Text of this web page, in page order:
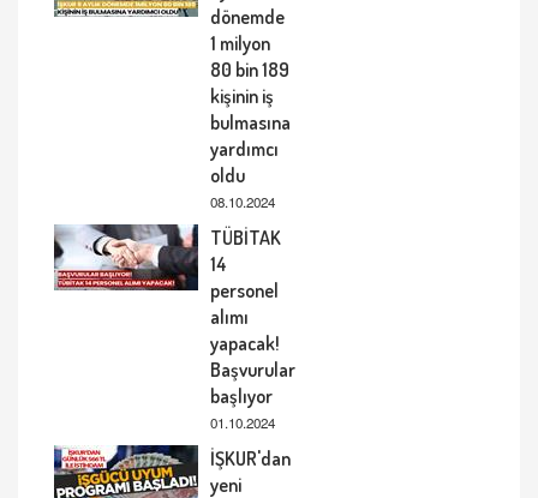
dönemde
1 milyon
80 bin 189
kişinin iş
bulmasına
yardımcı
oldu
08.10.2024
TÜBİTAK
14
personel
alımı
yapacak!
Başvurular
başlıyor
01.10.2024
İŞKUR'dan
yeni